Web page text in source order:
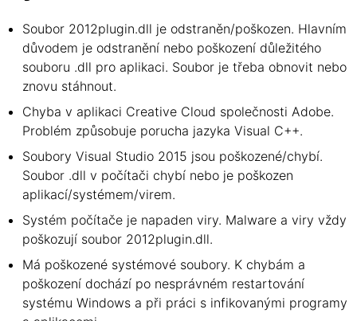
Soubor 2012plugin.dll je odstraněn/poškozen. Hlavním
důvodem je odstranění nebo poškození důležitého
souboru .dll pro aplikaci. Soubor je třeba obnovit nebo
znovu stáhnout.
Chyba v aplikaci Creative Cloud společnosti Adobe.
Problém způsobuje porucha jazyka Visual C++.
Soubory Visual Studio 2015 jsou poškozené/chybí.
Soubor .dll v počítači chybí nebo je poškozen
aplikací/systémem/virem.
Systém počítače je napaden viry. Malware a viry vždy
poškozují soubor 2012plugin.dll.
Má poškozené systémové soubory. K chybám a
poškození dochází po nesprávném restartování
systému Windows a při práci s infikovanými programy